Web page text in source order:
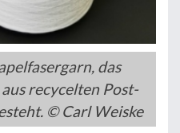
das
recycelten Post-
© Carl Weiske